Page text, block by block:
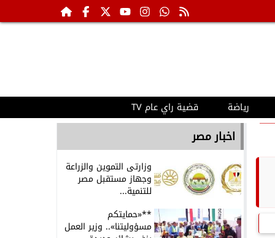
رياضة قضية راي عام TV
اخبار مصر
وزارتى التموين والزراعة
وجهاز مستقبل مصر
للتنمية...
**«حمايتكم
مسؤوليتنا».. وزير العمل